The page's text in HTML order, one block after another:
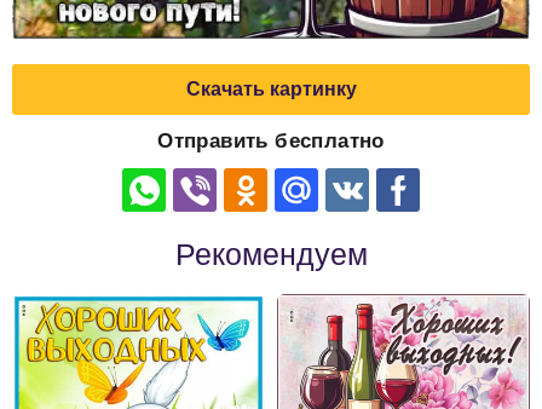
Скачать картинку
Отправить бесплатно
Рекомендуем